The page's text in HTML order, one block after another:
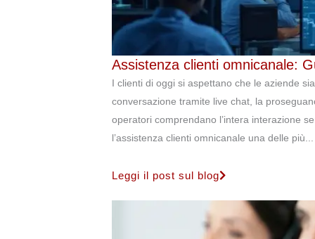
Assistenza clienti omnicanale:
I clienti di oggi si aspettano che le aziende
conversazione tramite live chat, la
operatori comprendano l’intera interazione
l’assistenza clienti omnicanale una delle più...
Leggi il post sul blog